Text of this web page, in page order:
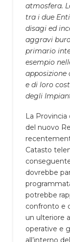
atmosfera.
tra i due
disagi ed
aggravi
primario
esempio
apposizione
e di loro
degli
La
del nuovo
Catasto
dovrebbe
potrebbe
confronto e
un ulteriore
operative e
all’interno